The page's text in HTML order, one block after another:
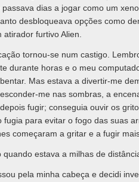
dias a jogar como um
desbloqueava opções como
furtivo Alien.
tornou-se num castigo.
durante horas e o meu
Mas estava a divertir-me
me nas sombras, a
fugir; conseguia ouvir os
fugia para evitar o fogo das suas
começaram a gritar e a fugir
estava a milhas de
pela minha cabeça e decidi